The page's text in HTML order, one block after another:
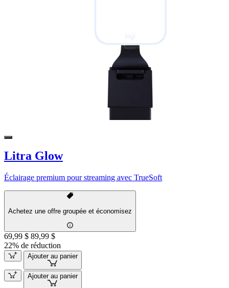
Litra Glow
Éclairage premium pour streaming avec TrueSoft
Achetez une offre groupée et économisez
69,99 $ 89,99 $
22% de réduction
Ajouter au panier
Ajouter au panier